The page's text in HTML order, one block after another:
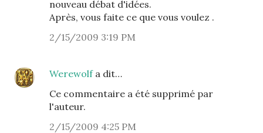
nouveau débat d'idées.
Après, vous faite ce que vous voulez .
2/15/2009 3:19 PM
Werewolfa dit…
Ce commentaire a été supprimé par
l'auteur.
2/15/2009 4:25 PM